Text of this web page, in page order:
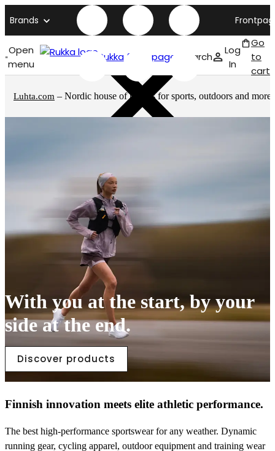
Brands
Open
menu
Rukka front page Search
Log
In
Go
to
cart
Luhta.com – Nordic house of brands for sports, outdoors and more
With you at the start, by your
side at the end.
Discover products
Finnish innovation meets elite athletic performance.
The best high-performance sportswear for any weather. Dynamic
running gear, cycling apparel, outdoor equipment and training wear